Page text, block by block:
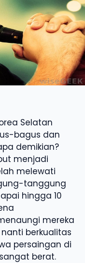
Selatan
bagus dan
demikian?
menjadi
melewati
tanggung
hingga 10
mereka
berkualitas
persaingan di
berat.